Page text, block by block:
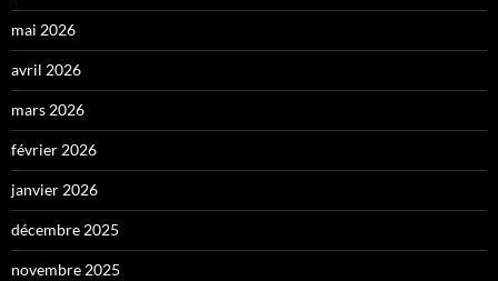
mai 2026
avril 2026
mars 2026
février 2026
janvier 2026
décembre 2025
novembre 2025